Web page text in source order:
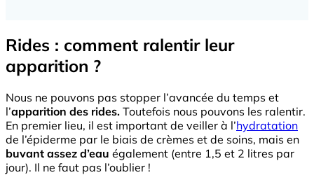
Rides : comment ralentir leur
apparition ?
Nous ne pouvons pas stopper l’avancée du temps et
l’apparition des rides. Toutefois nous pouvons les ralentir.
En premier lieu, il est important de veiller à l’hydratation
de l’épiderme par le biais de crèmes et de soins, mais en
buvant assez d’eau également (entre 1,5 et 2 litres par
jour). Il ne faut pas l’oublier !